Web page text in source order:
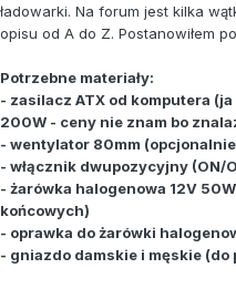
ładowarki. Na forum jest kilka
opisu od A do Z. Postanowiłem
Potrzebne materiały:
- zasilacz ATX od komputera (ja
200W - ceny nie znam bo
- wentylator 80mm
- włącznik dwupozycyjny (ON/
- żarówka halogenowa 12V
końcowych)
- oprawka do żarówki
- gniazdo damskie i męskie (do